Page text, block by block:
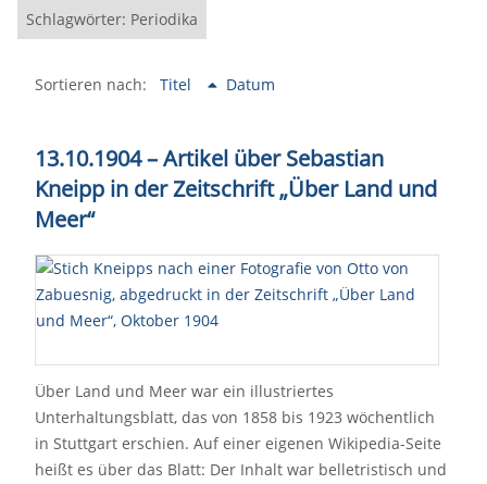
Schlagwörter: Periodika
Sortieren nach: Titel Datum
13.10.1904 – Artikel über Sebastian
Kneipp in der Zeitschrift „Über Land und
Meer“
Über Land und Meer war ein illustriertes
Unterhaltungsblatt, das von 1858 bis 1923 wöchentlich
in Stuttgart erschien. Auf einer eigenen Wikipedia-Seite
heißt es über das Blatt: Der Inhalt war belletristisch und